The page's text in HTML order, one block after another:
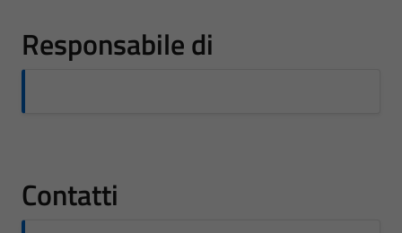
Responsabile di
Contatti